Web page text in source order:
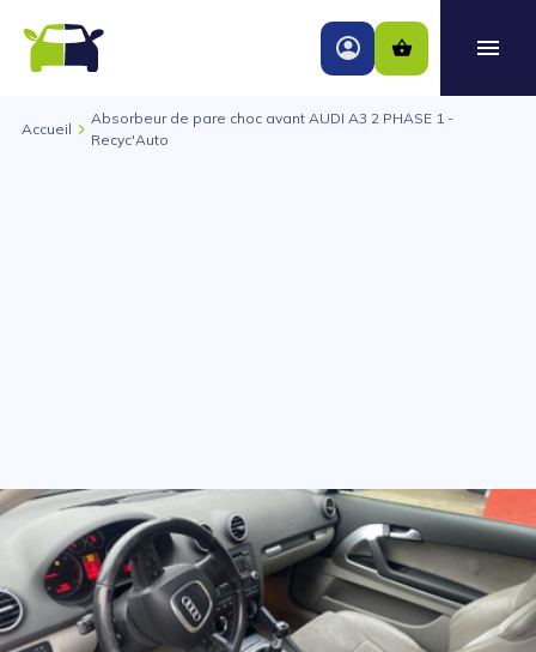
Accueil
Absorbeur de pare choc avant AUDI A3 2 PHASE 1 -
Recyc'Auto